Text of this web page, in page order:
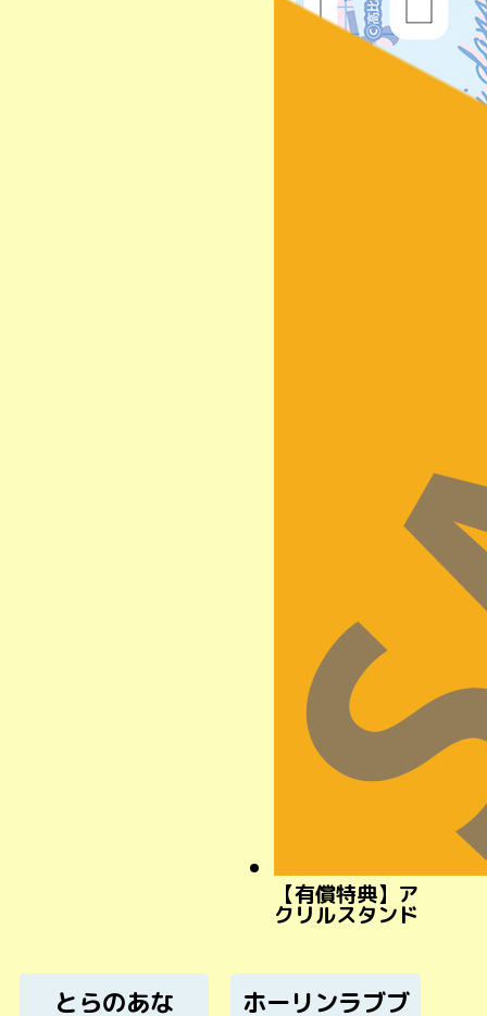
【有償特典】ア
クリルスタンド
とらのあな ホーリンラブブ